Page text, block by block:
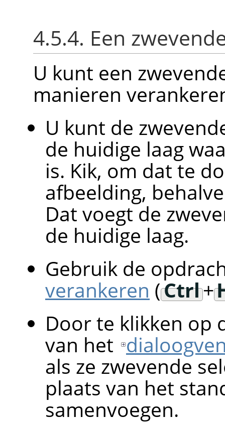
4.5.4. Een
U kunt een
manieren
U kunt de
de huidige laag
is. Kik, om dat te
afbeelding,
Dat voegt de
de huidige laag.
Gebruik de
verankeren (Ctrl+
Door te klikken op
van het
als ze zwevende
plaats van het
samenvoegen.